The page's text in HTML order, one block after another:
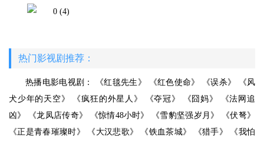
热门影视剧推荐：
热播电影电视剧： 《红毯先生》 《红色使命》 《误杀》 《风
犬少年的天空》 《疯狂的外星人》 《夺冠》 《囧妈》 《法网追
凶》 《龙凤店传奇》 《惊情48小时》 《雪豹坚强岁月》 《伏弩》
《正是青春璀璨时》 《大汉悲歌》 《铁血茶城》 《猎手》 《我怕